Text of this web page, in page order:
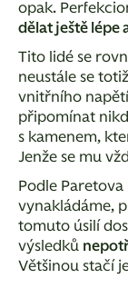
opak.
dělat ještě lépe
Tito lidé se
neustále se
vnitřního
připomínat
s kamenem,
Jenže se mu
Podle
vynakládáme,
tomuto úsilí
výsledků
Většinou stačí